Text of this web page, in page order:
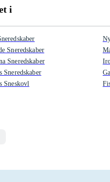
i
Sneredskaber
Sneredskaber
Sneredskaber
Sneskovl